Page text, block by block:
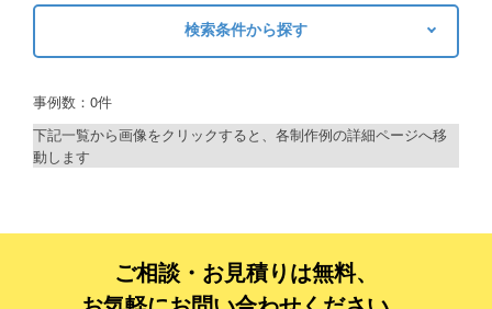
検索条件から探す
制作プランで探す
ベーシックコース
シルバーコース
事例数：0件
下記一覧から画像をクリックすると、各制作例の詳細ページへ移
動します
ご相談・お見積りは無料、